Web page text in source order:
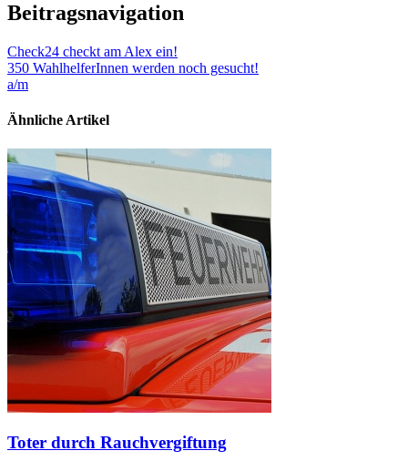
Beitragsnavigation
Check24 checkt am Alex ein!
350 WahlhelferInnen werden noch gesucht!
a/m
Ähnliche Artikel
Toter durch Rauchvergiftung